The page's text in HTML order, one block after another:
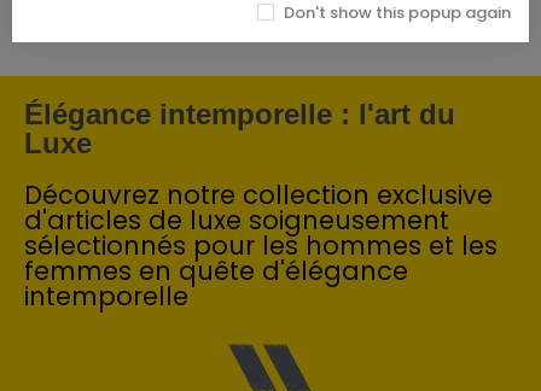
Élégance intemporelle : l'art du
Luxe
Découvrez notre collection exclusive
d'articles de luxe soigneusement
sélectionnés pour les hommes et les
femmes en quête d'élégance
intemporelle
Don't show this popup again